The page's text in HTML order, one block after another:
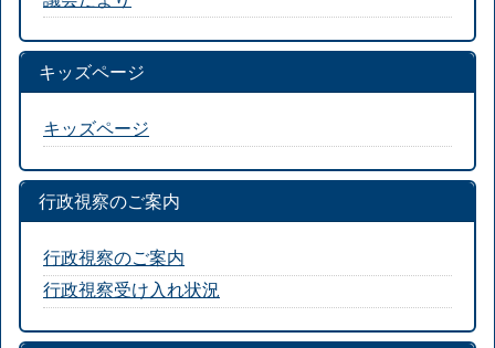
キッズページ
キッズページ
行政視察のご案内
行政視察のご案内
行政視察受け入れ状況